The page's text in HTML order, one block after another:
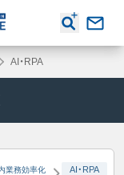
AI・RPA
業務効率化 AI・RPA